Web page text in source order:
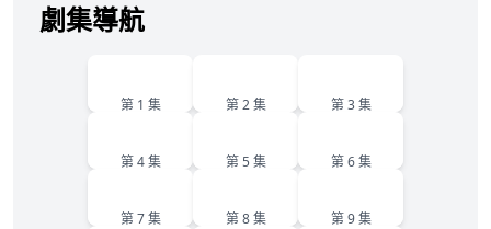
劇集導航
第 1 集 第 2 集 第 3 集
第 4 集 第 5 集 第 6 集
第 7 集 第 8 集 第 9 集